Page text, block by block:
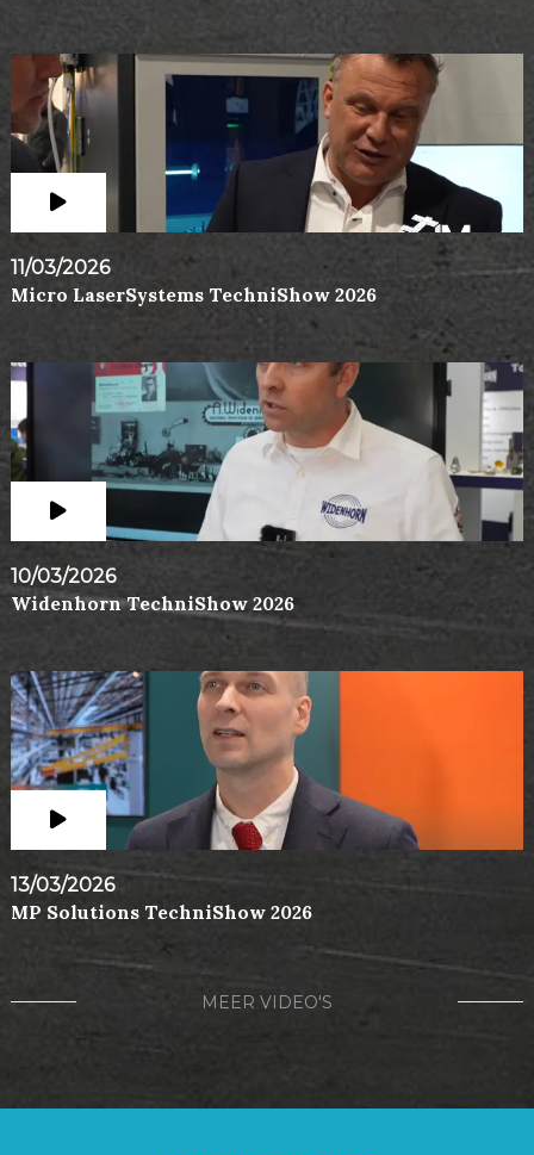
11/03/2026
Micro LaserSystems TechniShow 2026
10/03/2026
Widenhorn TechniShow 2026
13/03/2026
MP Solutions TechniShow 2026
MEER VIDEO'S